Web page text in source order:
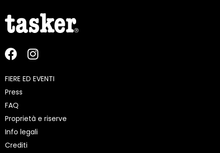
FIERE ED EVENTI
Press
FAQ
Proprietà e riserve
Info legali
Crediti